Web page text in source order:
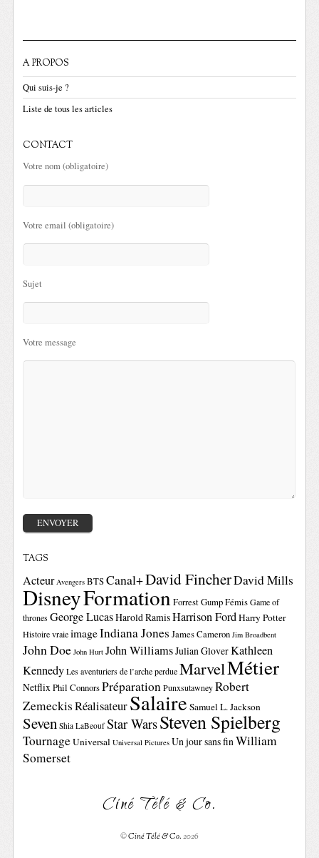
A PROPOS
Qui suis-je ?
Liste de tous les articles
CONTACT
Votre nom (obligatoire)
Votre email (obligatoire)
Sujet
Votre message
TAGS
Acteur Avengers BTSCanal+David FincherDavid Mills
DisneyFormationForrest GumpFémis Game of
thrones George LucasHarold RamisHarrison FordHarry Potter
Histoire vraie imageIndiana Jones James Cameron Jim Broadbent
John Doe John Hurt John WilliamsJulian GloverKathleen
Kennedy Les aventuriers de l’arche perdue MarvelMétier
NetflixPhil ConnorsPréparation Punxsutawney Robert
ZemeckisRéalisateurSalaire Samuel L. Jackson
Seven Shia LaBeouf Star WarsSteven Spielberg
TournageUniversal Universal Pictures Un jour sans finWilliam
Somerset
Ciné Télé & Co.
©Ciné Télé & Co.2026